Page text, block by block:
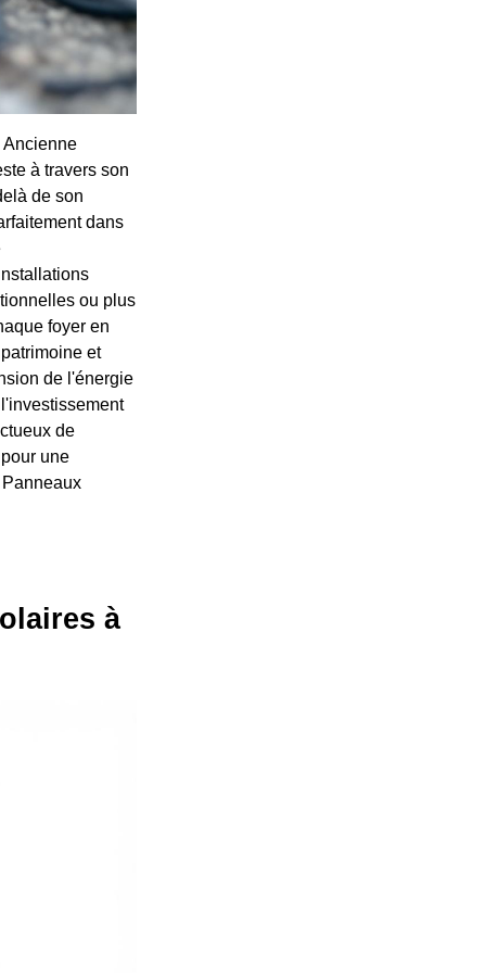
Ancienne
à travers son
de son
dans
ou plus
foyer en
et
de l'énergie
de
une
à